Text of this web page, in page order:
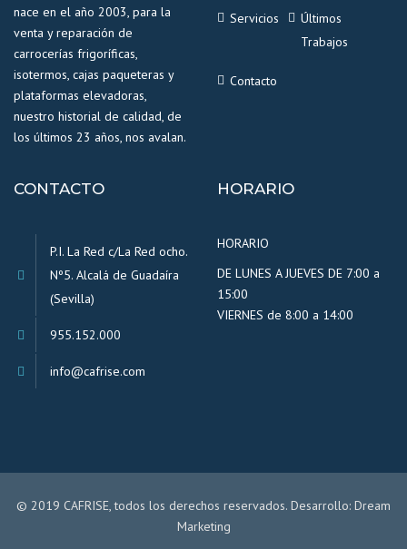
nace en el año 2003, para la
venta y reparación de
carrocerías frigoríficas,
isotermos, cajas paqueteras y
plataformas elevadoras,
nuestro historial de calidad, de
los últimos 23 años, nos avalan.
Servicios
Últimos
Trabajos
Contacto
CONTACTO
P.I. La Red c/La Red ocho.
Nº5. Alcalá de Guadaíra
(Sevilla)
955.152.000
info@cafrise.com
HORARIO
HORARIO
DE LUNES A JUEVES DE 7:00 a
15:00
VIERNES de 8:00 a 14:00
© 2019 CAFRISE, todos los derechos reservados. Desarrollo: Dream
Marketing